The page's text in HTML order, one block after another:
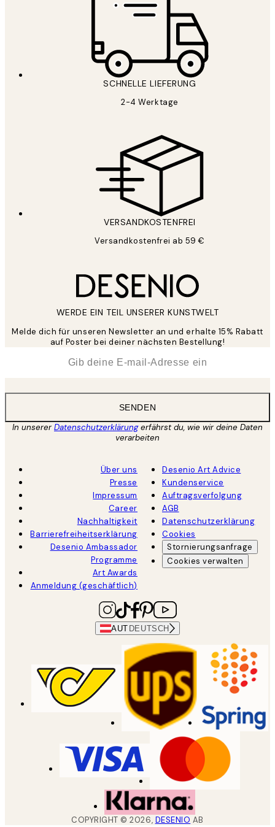
SCHNELLE LIEFERUNG
2-4 Werktage
VERSANDKOSTENFREI
Versandkostenfrei ab 59 €
WERDE EIN TEIL UNSERER KUNSTWELT
Melde dich für unseren Newsletter an und erhalte 15% Rabatt
auf Poster bei deiner nächsten Bestellung!
SENDEN
In unsererDatenschutzerklärungerfährst du, wie wir deine Daten
verarbeiten
Über uns
Presse
Impressum
Career
Nachhaltigkeit
Barrierefreiheitserklärung
Desenio Ambassador
Programme
Art Awards
Anmeldung (geschäftlich)
Desenio Art Advice
Kundenservice
Auftragsverfolgung
AGB
Datenschutzerklärung
Cookies
Stornierungsanfrage
Cookies verwalten
AUT DEUTSCH
COPYRIGHT ©2026, DESENIO AB